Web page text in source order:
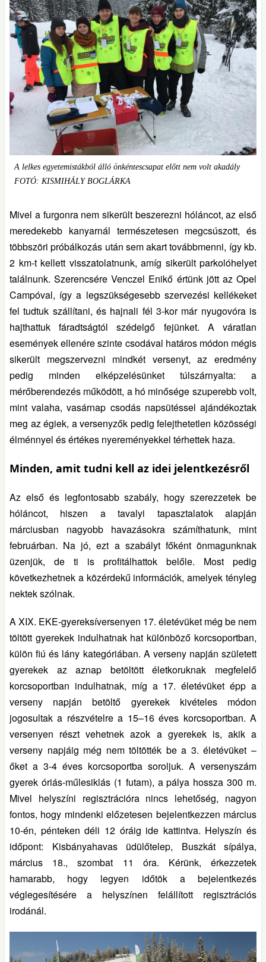
A lelkes egyetemistákból álló önkéntescsapat előtt nem volt akadály
FOTÓ: KISMIHÁLY BOGLÁRKA
Mivel a furgonra nem sikerült beszerezni hóláncot, az első
meredekebb kanyarnál természetesen megcsúszott, és
többszöri próbálkozás után sem akart továbbmenni, így kb.
2 km-t kellett visszatolatnunk, amíg sikerült parkolóhelyet
találnunk. Szerencsére Venczel Enikő értünk jött az Opel
Campóval, így a legszükségesebb szervezési kellékeket
fel tudtuk szállítani, és hajnali fél 3-kor már nyugovóra is
hajthattuk fáradtságtól szédelgő fejünket. A váratlan
események ellenére szinte csodával határos módon mégis
sikerült megszervezni mindkét versenyt, az eredmény
pedig minden elképzelésünket túlszárnyalta: a
mérőberendezés működött, a hó minősége szuperebb volt,
mint valaha, vasárnap csodás napsütéssel ajándékoztak
meg az égiek, a versenyzők pedig felejthetetlen közösségi
élménnyel és értékes nyereményekkel térhettek haza.
Minden, amit tudni kell az idei jelentkezésről
Az első és legfontosabb szabály, hogy szerezzetek be
hóláncot, hiszen a tavalyi tapasztalatok alapján
márciusban nagyobb havazásokra számíthatunk, mint
februárban. Na jó, ezt a szabályt főként önmagunknak
üzenjük, de ti is profitálhattok belőle. Most pedig
következhetnek a közérdekű információk, amelyek tényleg
nektek szólnak.
A XIX. EKE-gyereksíversenyen 17. életévüket még be nem
töltött gyerekek indulhatnak hat különböző korcsoportban,
külön fiú és lány kategóriában. A verseny napján született
gyerekek az aznap betöltött életkoruknak megfelelő
korcsoportban indulhatnak, míg a 17. életévüket épp a
verseny napján betöltő gyerekek kivételes módon
jogosultak a részvételre a 15–16 éves korcsoportban. A
versenyen részt vehetnek azok a gyerekek is, akik a
verseny napjáig még nem töltötték be a 3. életévüket –
őket a 3-4 éves korcsoportba soroljuk. A versenyszám
gyerek óriás-műlesiklás (1 futam), a pálya hossza 300 m.
Mivel helyszíni regisztrációra nincs lehetőség, nagyon
fontos, hogy mindenki előzetesen bejelentkezzen március
10-én, pénteken déli 12 óráig ide kattintva. Helyszín és
időpont: Kisbányahavas üdülőtelep, Buszkát sípálya,
március 18., szombat 11 óra. Kérünk, érkezzetek
hamarabb, hogy legyen időtök a bejelentkezés
véglegesítésére a helyszínen felállított regisztrációs
irodánál.